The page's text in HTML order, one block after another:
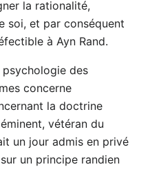
la rationalité,
soi, et par conséquent
à Ayn Rand.
des
concerne
la doctrine
vétéran du
un jour admis en privé
un principe randien